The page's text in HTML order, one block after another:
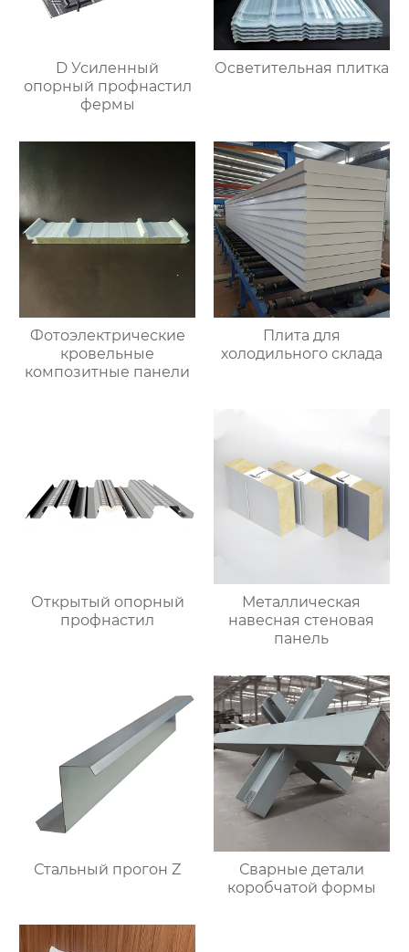
D Усиленный
опорный профнастил
фермы
Осветительная плитка
Фотоэлектрические
кровельные
композитные панели
Плита для
холодильного склада
Открытый опорный
профнастил
Металлическая
навесная стеновая
панель
Стальный прогон Z
Сварные детали
коробчатой формы